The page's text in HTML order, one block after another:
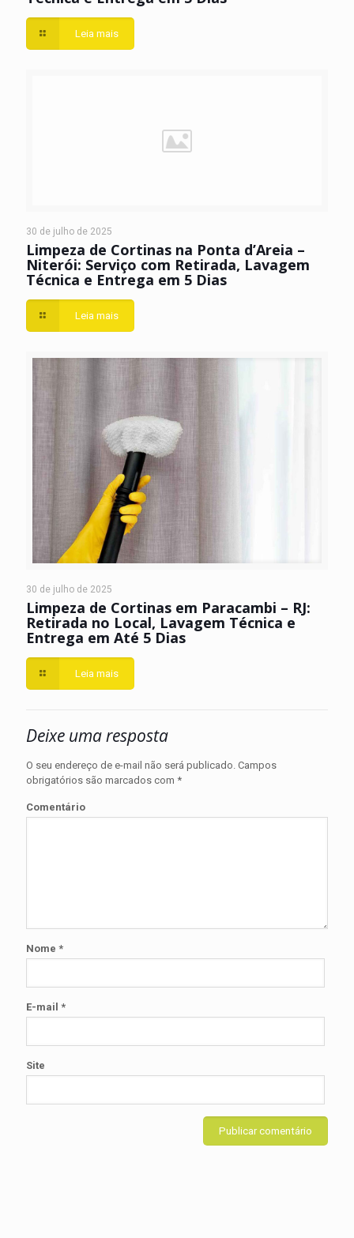
Leia mais
30 de julho de 2025
Limpeza de Cortinas na Ponta d’Areia –
Niterói: Serviço com Retirada, Lavagem
Técnica e Entrega em 5 Dias
Leia mais
30 de julho de 2025
Limpeza de Cortinas em Paracambi – RJ:
Retirada no Local, Lavagem Técnica e
Entrega em Até 5 Dias
Leia mais
Deixe uma resposta
O seu endereço de e-mail não será publicado. Campos
obrigatórios são marcados com *
Comentário
Nome *
E-mail *
Site